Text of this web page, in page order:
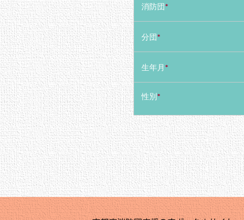
消防団 *
分団 *
生年月 *
性別 *